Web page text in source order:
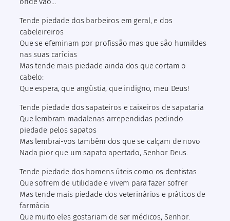
Tende piedade dos barbeiros em geral, e dos
cabeleireiros
Que se efeminam por profissão mas que são humildes
nas suas carícias
Mas tende mais piedade ainda dos que cortam o
cabelo:
Que espera, que angústia, que indigno, meu Deus!
Tende piedade dos sapateiros e caixeiros de sapataria
Que lembram madalenas arrependidas pedindo
piedade pelos sapatos
Mas lembrai-vos também dos que se calçam de novo
Nada pior que um sapato apertado, Senhor Deus.
Tende piedade dos homens úteis como os dentistas
Que sofrem de utilidade e vivem para fazer sofrer
Mas tende mais piedade dos veterinários e práticos de
farmácia
Que muito eles gostariam de ser médicos, Senhor.